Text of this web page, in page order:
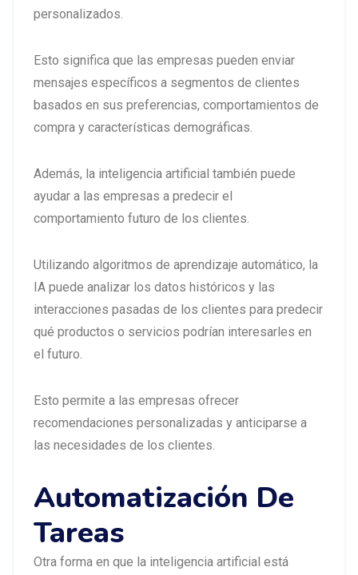
personalizados.
Esto significa que las empresas pueden enviar
mensajes específicos a segmentos de clientes
basados en sus preferencias, comportamientos de
compra y características demográficas.
Además, la inteligencia artificial también puede
ayudar a las empresas a predecir el
comportamiento futuro de los clientes.
Utilizando algoritmos de aprendizaje automático, la
IA puede analizar los datos históricos y las
interacciones pasadas de los clientes para predecir
qué productos o servicios podrían interesarles en
el futuro.
Esto permite a las empresas ofrecer
recomendaciones personalizadas y anticiparse a
las necesidades de los clientes.
Automatización De
Tareas
Otra forma en que la inteligencia artificial está